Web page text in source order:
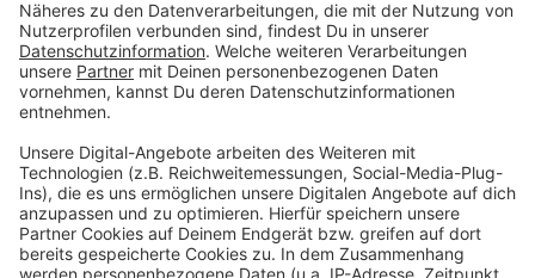
Details durch und stimmen Sie der
Nutzung des Service zu, um dieses
Video anzusehen.
Akzeptieren
powered byUsercentrics Consent
Management Platform
Die neue Single "Irgendwo Da Draußen" von Max
Giesinger - aus seinem neuen Album "VIER"
Anzeige